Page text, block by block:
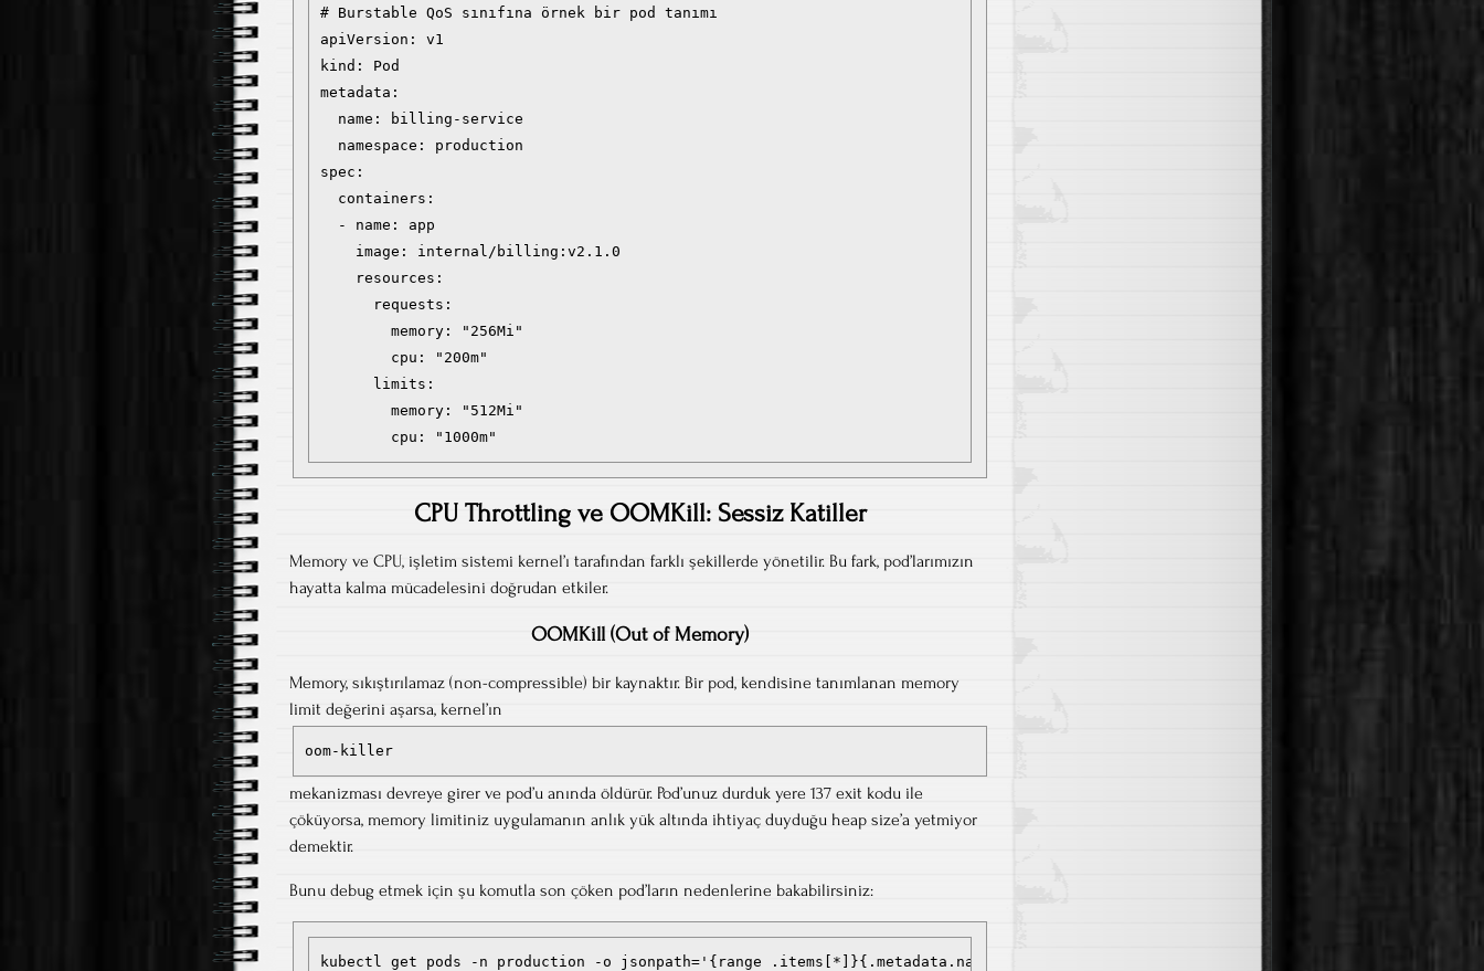
# Burstable QoS sınıfına örnek bir pod tanımı
apiVersion: v1
kind: Pod
metadata:
  name: billing-service
  namespace: production
spec:
  containers:
  - name: app
    image: internal/billing:v2.1.0
    resources:
      requests:
        memory: "256Mi"
        cpu: "200m"
      limits:
        memory: "512Mi"
        cpu: "1000m"
CPU Throttling ve OOMKill: Sessiz Katiller
Memory ve CPU, işletim sistemi kernel’ı tarafından farklı şekillerde yönetilir. Bu fark, pod’larımızın
hayatta kalma mücadelesini doğrudan etkiler.
OOMKill (Out of Memory)
Memory, sıkıştırılamaz (non-compressible) bir kaynaktır. Bir pod, kendisine tanımlanan memory
limit değerini aşarsa, kernel’ın
oom-killer
mekanizması devreye girer ve pod’u anında öldürür. Pod’unuz durduk yere 137 exit kodu ile
çöküyorsa, memory limitiniz uygulamanın anlık yük altında ihtiyaç duyduğu heap size’a yetmiyor
demektir.
Bunu debug etmek için şu komutla son çöken pod’ların nedenlerine bakabilirsiniz:
kubectl get pods -n production -o jsonpath='{range